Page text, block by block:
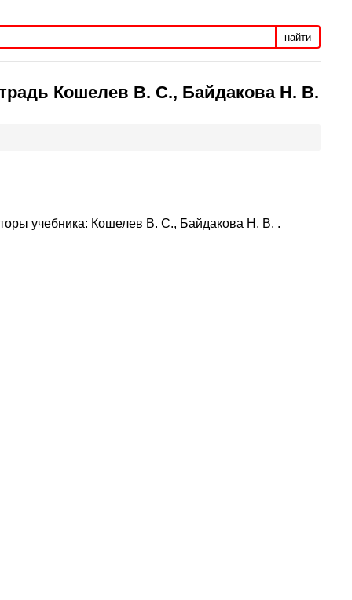
найти
Кошелев В. С., Байдакова Н. В.
учебника: Кошелев В. С., Байдакова Н. В. .